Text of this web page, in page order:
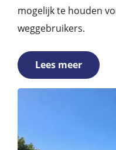
mogelijk te houden
weggebruikers.
Lees meer